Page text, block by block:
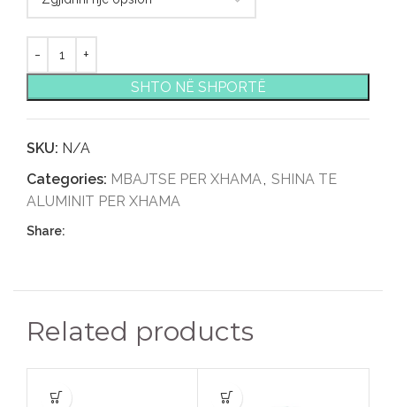
SHTO NË SHPORTË
SKU: N/A
Categories: MBAJTSE PER XHAMA
SHINA TE
ALUMINIT PER XHAMA
Share:
Related products